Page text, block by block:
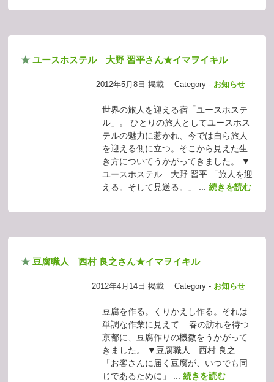
★ ユースホステル 大野 習平さん★イマヲイキル
2012年5月8日 掲載 Category - お知らせ
世界の旅人を迎える宿「ユースホステ
ル」。 ひとりの旅人としてユースホス
テルの魅力に惹かれ、今では自ら旅人
を迎える側に立つ。そこから見えた生
き方についてうかがってきました。 ▼
ユースホステル 大野 習平 「旅人を迎
える。そして見送る。」 ...続きを読む
★ 豆腐職人 西村 良之さん★イマヲイキル
2012年4月14日 掲載 Category - お知らせ
豆腐を作る。くりかえし作る。それは
単調な作業に見えて... 春の訪れを待つ
京都に、豆腐作りの機微をうかがって
きました。 ▼豆腐職人 西村 良之
「お客さんに届く豆腐が、いつでも同
じであるために」 ...続きを読む